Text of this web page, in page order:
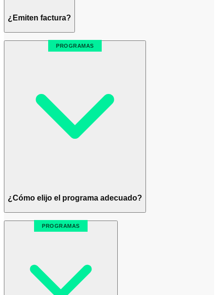
¿Emiten factura?
PROGRAMAS
¿Cómo elijo el programa adecuado?
PROGRAMAS